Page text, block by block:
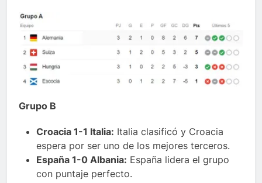
Grupo B
Croacia 1-1 Italia: Italia clasificó y Croacia
espera por ser uno de los mejores terceros.
España 1-0 Albania: España lidera el grupo
con puntaje perfecto.